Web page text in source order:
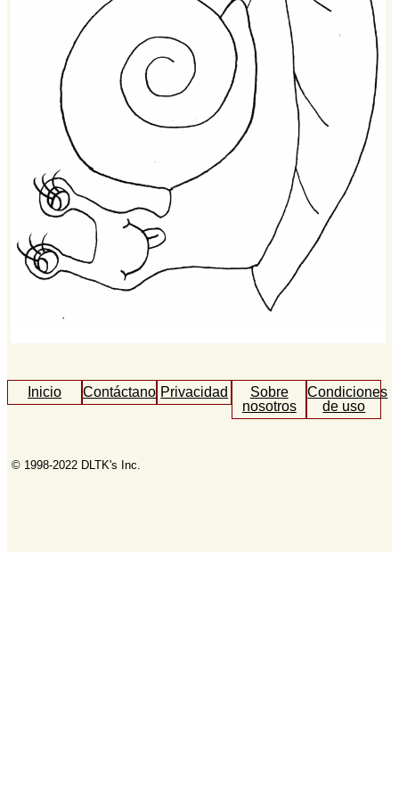
Inicio ContáctanosPrivacidad
Sobre
nosotros
Condiciones
de uso
© 1998-2022 DLTK's Inc.